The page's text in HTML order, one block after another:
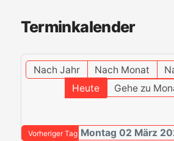
Terminkalender
Nach Jahr Nach Monat
Heute
Gehe zu
Vorheriger Tag Montag 02 März